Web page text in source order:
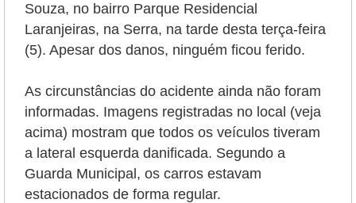
Souza, no bairro Parque Residencial
Laranjeiras, na Serra, na tarde desta terça-feira
(5). Apesar dos danos, ninguém ficou ferido.
As circunstâncias do acidente ainda não foram
informadas. Imagens registradas no local (veja
acima) mostram que todos os veículos tiveram
a lateral esquerda danificada. Segundo a
Guarda Municipal, os carros estavam
estacionados de forma regular.